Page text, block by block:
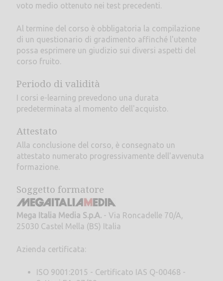
voto medio ottenuto nei test precedenti.
Al termine del corso è obbligatoria la compilazione
di un questionario di gradimento affinché l'utente
possa esprimere un giudizio sui diversi aspetti del
corso fruito.
Periodo di validità
I corsi e-learning prevedono una durata
predeterminata al momento dell'acquisto.
Attestato
Alla conclusione del corso, è consegnato un
attestato numerato progressivamente dell'avvenuta
formazione.
Soggetto formatore
Mega Italia Media S.p.A.- Via Roncadelle 70/A,
25030 Castel Mella (BS) Italia
Azienda certificata:
ISO 9001:2015 - Certificato IAS Q-00468 -